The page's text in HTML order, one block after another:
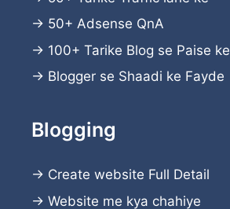
→ 50+ Adsense QnA
→ 100+ Tarike Blog se Paise ke
→ Blogger se Shaadi ke Fayde
Blogging
→ Create website Full Detail
→ Website me kya chahiye